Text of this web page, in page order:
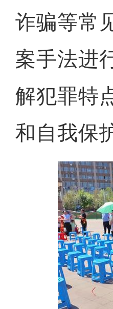
诈骗等常
案手法进
解犯罪特
和自我保